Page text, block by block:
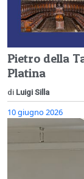
Pietro della
Platina
di Luigi Silla
10 giugno 2026